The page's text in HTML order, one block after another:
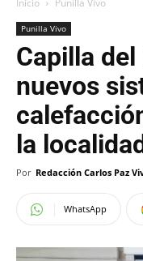
Inicio Punilla Vivo
Punilla Vivo
Capilla
nuevos
la
Por Redacción Carlos Paz
WhatsApp